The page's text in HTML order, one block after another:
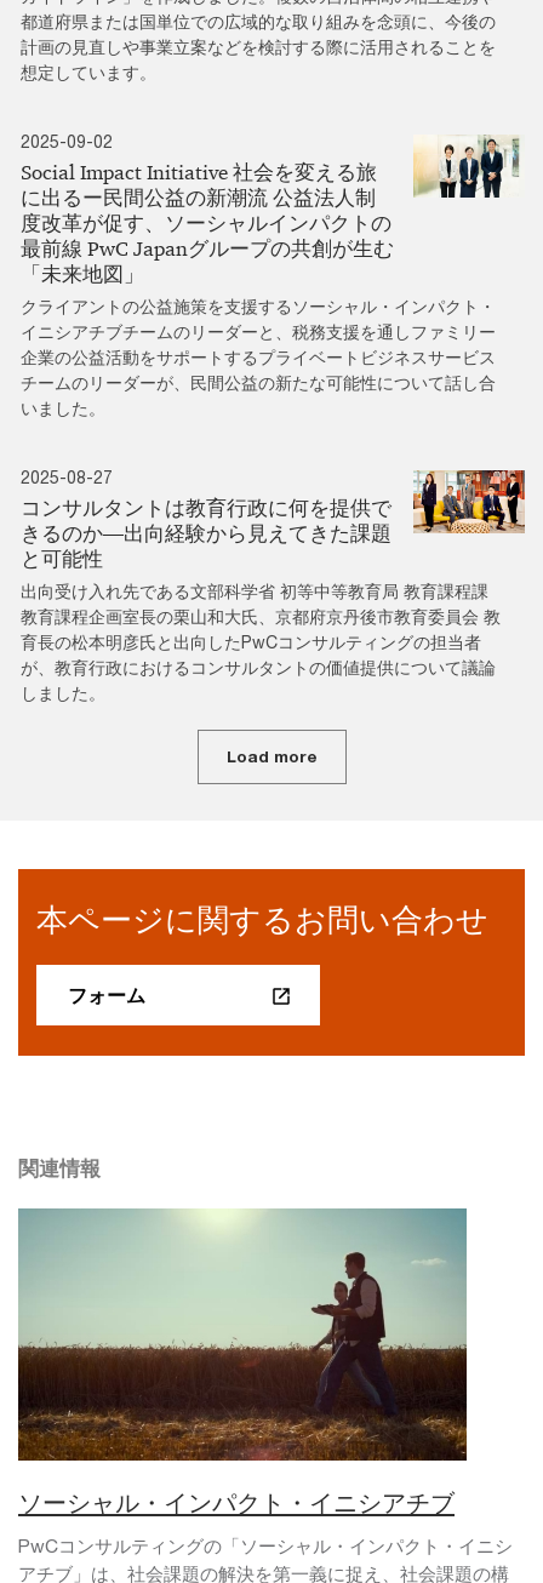
都道府県または国単位での広域的な取り組みを念頭に、今後の
計画の見直しや事業立案などを検討する際に活用されることを
想定しています。
2025-09-02
Social Impact Initiative 社会を変える旅
に出るー民間公益の新潮流 公益法人制
度改革が促す、ソーシャルインパクトの
最前線 PwC Japanグループの共創が生む
「未来地図」
クライアントの公益施策を支援するソーシャル・インパクト・
イニシアチブチームのリーダーと、税務支援を通しファミリー
企業の公益活動をサポートするプライベートビジネスサービス
チームのリーダーが、民間公益の新たな可能性について話し合
いました。
2025-08-27
コンサルタントは教育行政に何を提供で
きるのか―出向経験から見えてきた課題
と可能性
出向受け入れ先である文部科学省 初等中等教育局 教育課程課
教育課程企画室長の栗山和大氏、京都府京丹後市教育委員会 教
育長の松本明彦氏と出向したPwCコンサルティングの担当者
が、教育行政におけるコンサルタントの価値提供について議論
しました。
Load more
本ページに関するお問い合わせ
フォーム
関連情報
ソーシャル・インパクト・イニシアチブ
PwCコンサルティングの「ソーシャル・インパクト・イニシ
アチブ」は、社会課題の解決を第一義に捉え、社会課題の構